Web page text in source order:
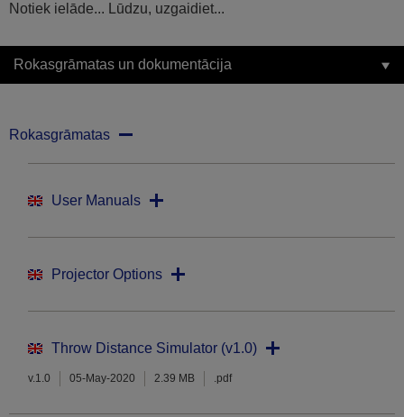
Notiek ielāde... Lūdzu, uzgaidiet...
Rokasgrāmatas un dokumentācija
Rokasgrāmatas
User Manuals
Projector Options
Throw Distance Simulator (v1.0)
v.1.0 05-May-2020 2.39 MB .pdf